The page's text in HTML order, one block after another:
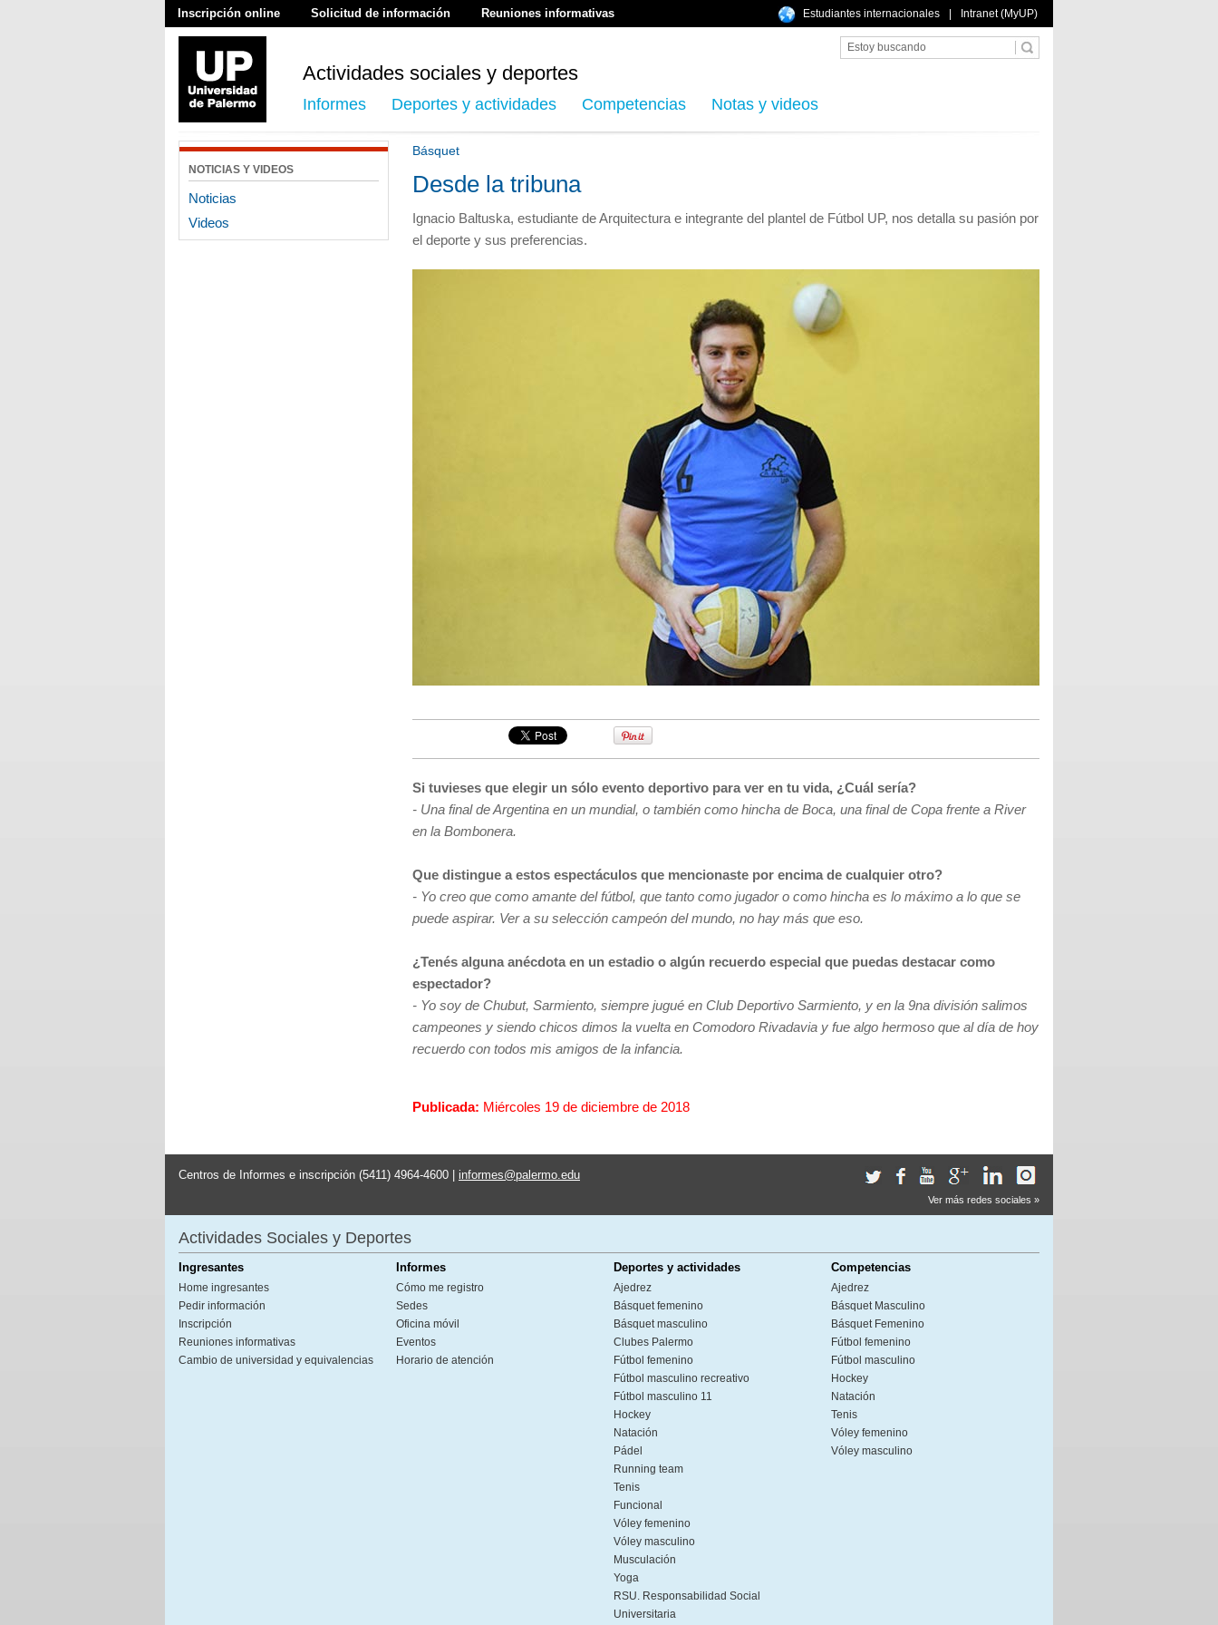
Inscripción online Solicitud de información Reuniones informativas Estudiantes internacionales Intranet (MyUP)
Actividades sociales y deportes
Informes Deportes y actividades Competencias Notas y videos
NOTICIAS Y VIDEOS
Noticias
Videos
Básquet
Desde la tribuna
Ignacio Baltuska, estudiante de Arquitectura e integrante del plantel de Fútbol UP, nos detalla su pasión por
el deporte y sus preferencias.
Si tuvieses que elegir un sólo evento deportivo para ver en tu vida, ¿Cuál sería?
- Una final de Argentina en un mundial, o también como hincha de Boca, una final de Copa frente a River
en la Bombonera.
Que distingue a estos espectáculos que mencionaste por encima de cualquier otro?
- Yo creo que como amante del fútbol, que tanto como jugador o como hincha es lo máximo a lo que se
puede aspirar. Ver a su selección campeón del mundo, no hay más que eso.
¿Tenés alguna anécdota en un estadio o algún recuerdo especial que puedas destacar como
espectador?
- Yo soy de Chubut, Sarmiento, siempre jugué en Club Deportivo Sarmiento, y en la 9na división salimos
campeones y siendo chicos dimos la vuelta en Comodoro Rivadavia y fue algo hermoso que al día de hoy
recuerdo con todos mis amigos de la infancia.
Publicada: Miércoles 19 de diciembre de 2018
Centros de Informes e inscripción (5411) 4964-4600 | informes@palermo.edu
Ver más redes sociales »
Actividades Sociales y Deportes
Ingresantes
Home ingresantes
Pedir información
Inscripción
Reuniones informativas
Cambio de universidad y equivalencias
Informes
Cómo me registro
Sedes
Oficina móvil
Eventos
Horario de atención
Deportes y actividades
Ajedrez
Básquet femenino
Básquet masculino
Clubes Palermo
Fútbol femenino
Fútbol masculino recreativo
Fútbol masculino 11
Hockey
Natación
Pádel
Running team
Tenis
Funcional
Vóley femenino
Vóley masculino
Musculación
Yoga
RSU. Responsabilidad Social
Universitaria
Competencias
Ajedrez
Básquet Masculino
Básquet Femenino
Fútbol femenino
Fútbol masculino
Hockey
Natación
Tenis
Vóley femenino
Vóley masculino